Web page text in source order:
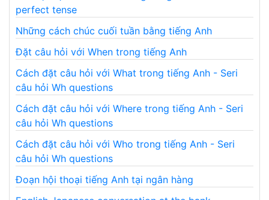
perfect tense
Những cách chúc cuối tuần bằng tiếng Anh
Đặt câu hỏi với When trong tiếng Anh
Cách đặt câu hỏi với What trong tiếng Anh - Seri
câu hỏi Wh questions
Cách đặt câu hỏi với Where trong tiếng Anh - Seri
câu hỏi Wh questions
Cách đặt câu hỏi với Who trong tiếng Anh - Seri
câu hỏi Wh questions
Đoạn hội thoại tiếng Anh tại ngân hàng